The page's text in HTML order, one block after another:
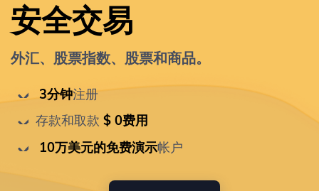
安全交易
外汇、股票指数、股票和商品。
3分钟注册
存款和取款 $ 0费用
10万美元的免费演示帐户